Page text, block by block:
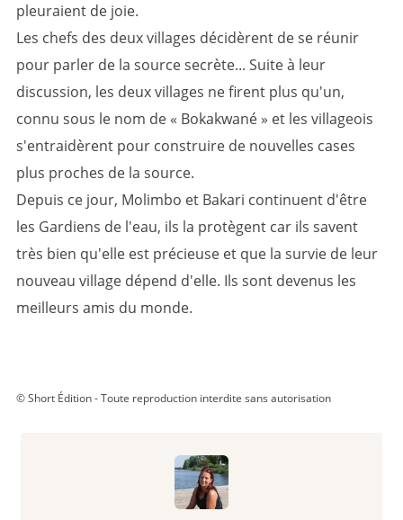
pleuraient de joie.
Les chefs des deux villages décidèrent de se réunir
pour parler de la source secrète... Suite à leur
discussion, les deux villages ne firent plus qu'un,
connu sous le nom de « Bokakwané » et les villageois
s'entraidèrent pour construire de nouvelles cases
plus proches de la source.
Depuis ce jour, Molimbo et Bakari continuent d'être
les Gardiens de l'eau, ils la protègent car ils savent
très bien qu'elle est précieuse et que la survie de leur
nouveau village dépend d'elle. Ils sont devenus les
meilleurs amis du monde.
© Short Édition - Toute reproduction interdite sans autorisation